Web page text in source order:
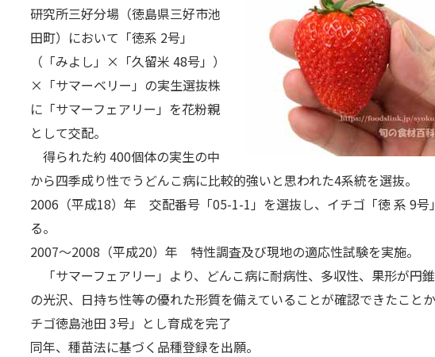
研究所三好分場（徳島県三好市池
田町）において「徳系 2号」
（「みよし」×「久留米 48号」）
×「サマーベリー」の実生選抜株
に「サマーフェアリー」を花粉親
として交配。
得られた約 400個体の実生の中
から四季成り性でうどんこ病に比較的強いと思われた4系統を選抜。
2006（平成18）年 交配番号「05-1-1」を選抜し、イチゴ「徳 系 9号
る。
2007～2008（平成20）年 特性調査及び現地の適応性試験を実施。
「サマーフェアリー」より、どんこ病に耐病性、多収性、果形が円
の光沢、日持ち性等の優れた形質を備えていることが確認できたこと
チゴ徳島池田 3号」とし育成を完了
同年、種苗法に基づく品種登録を出願。